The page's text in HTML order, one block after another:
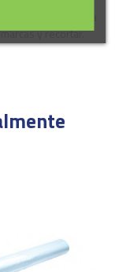
tubo interior para
y recortar.